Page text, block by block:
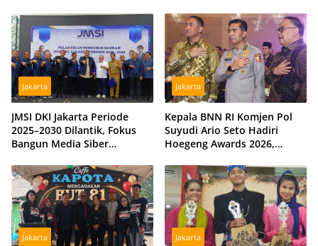
Tiga Hidran Umum
Disiagakan
Jakarta
JMSI DKI Jakarta Periode
2025–2030 Dilantik, Fokus
Bangun Media Siber
Jakarta
Kepala BNN RI Komjen Pol
Suyudi Ario Seto Hadiri
Hoegeng Awards 2026,
Sinergi dengan Polri
Jakarta Jakarta